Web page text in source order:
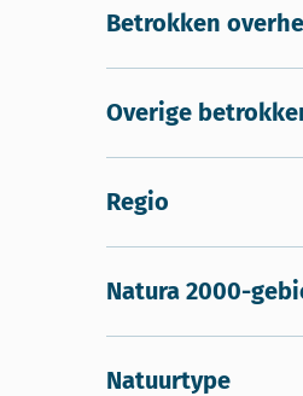
Betrokken
Overige
Regio
Natura 2000-
Natuurtype